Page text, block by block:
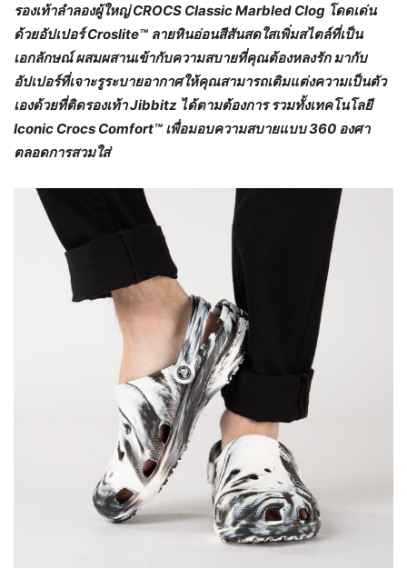
รองเท้าลำลองผู้ใหญ่CROCS Classic Marbled Clog โดดเด่น
ด้วยอัปเปอร์Croslite™ ลายหินอ่อนสีสันสดใสเพิ่มสไตล์ที่เป็น
เอกลักษณ์ ผสมผสานเข้ากับความสบายที่คุณต้องหลงรัก มากับ
อัปเปอร์ที่เจาะรูระบายอากาศให้คุณสามารถเติมแต่งความเป็นตัว
เองด้วยที่ติดรองเท้าJibbitz ได้ตามต้องการ รวมทั้งเทคโนโลยี
Iconic Crocs Comfort™ เพื่อมอบความสบายแบบ360 องศา
ตลอดการสวมใส่